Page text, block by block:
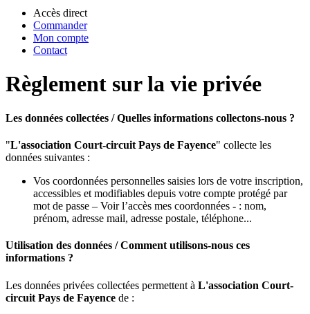
Accès direct
Commander
Mon compte
Contact
Règlement sur la vie privée
Les données collectées / Quelles informations collectons-nous ?
"L'association Court-circuit Pays de Fayence" collecte les
données suivantes :
Vos coordonnées personnelles saisies lors de votre inscription,
accessibles et modifiables depuis votre compte protégé par
mot de passe – Voir l’accès mes coordonnées - : nom,
prénom, adresse mail, adresse postale, téléphone...
Utilisation des données / Comment utilisons-nous ces
informations ?
Les données privées collectées permettent à L'association Court-
circuit Pays de Fayence de :